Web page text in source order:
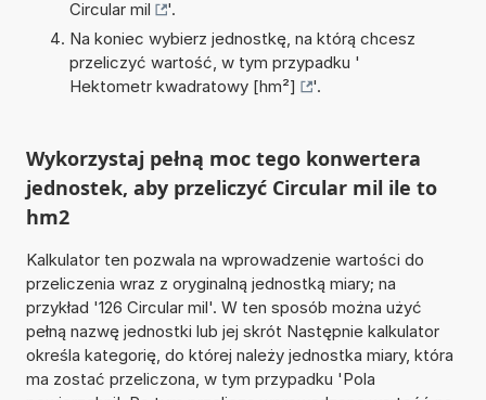
Circular mil
'.
Na koniec wybierz jednostkę, na którą chcesz
przeliczyć wartość, w tym przypadku '
Hektometr kwadratowy [hm²]
'.
Wykorzystaj pełną moc tego konwertera
jednostek, aby przeliczyć Circular mil ile to
hm2
Kalkulator ten pozwala na wprowadzenie wartości do
przeliczenia wraz z oryginalną jednostką miary; na
przykład '126 Circular mil'. W ten sposób można użyć
pełną nazwę jednostki lub jej skrót Następnie kalkulator
określa kategorię, do której należy jednostka miary, która
ma zostać przeliczona, w tym przypadku 'Pola